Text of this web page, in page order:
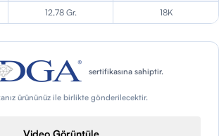
12,78 Gr. 18K
sertifikasına sahiptir.
ürününüz ile birlikte gönderilecektir.
Video Görüntüle